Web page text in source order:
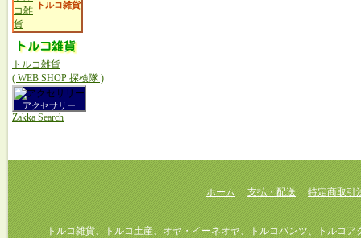
トルコ雑貨
トルコ雑貨
( WEB SHOP 探検隊 )
アクセサリー
Zakka Search
ホーム 支払・配送 特定商取引
トルコ雑貨、トルコ土産、オヤ・イーネオヤ、トルコパンツ、トルコアク